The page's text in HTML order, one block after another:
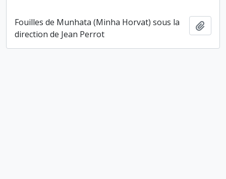
Fouilles de Munhata (Minha Horvat) sous la
direction de Jean Perrot